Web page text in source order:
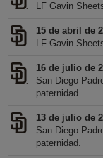
LF Gavin
15 de abril de
LF Gavin
16 de julio de
San Diego
paternidad.
13 de julio de
San Diego
paternidad.